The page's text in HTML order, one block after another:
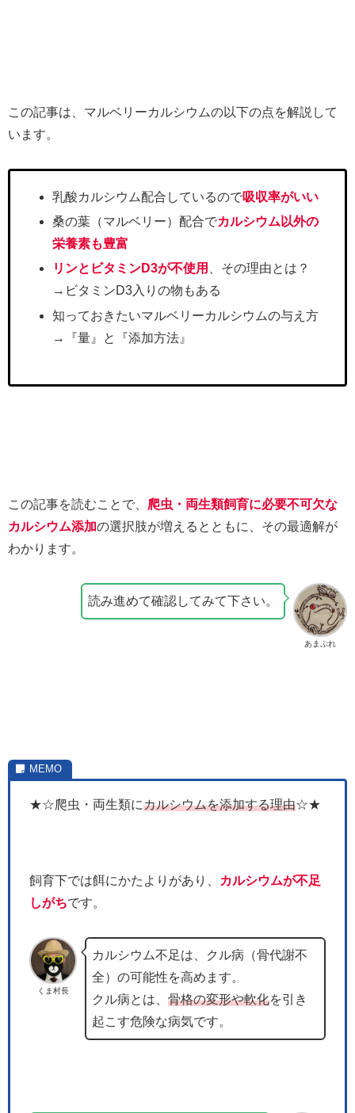
この記事は、マルベリーカルシウムの以下の点を解説して
います。
乳酸カルシウム配合しているので吸収率がいい
桑の葉（マルベリー）配合でカルシウム以外の
栄養素も豊富
リンとビタミンD3が不使用
、その理由とは？
→ビタミンD3入りの物もある
知っておきたいマルベリーカルシウムの与え方
→『量』と『添加方法』
この記事を読むことで、 爬虫・両生類飼育に必要不可欠な
カルシウム添加の選択肢が増えるとともに、その最適解が
わかります。
あまぷれ
読み進めて確認してみて下さい。
★☆爬虫・両生類にカルシウムを添加する理由☆★
飼育下では餌にかたよりがあり、
カルシウムが不足
しがちです。
くま村長
カルシウム不足は、クル病（骨代謝不
全）の可能性を高めます。
クル病とは、 骨格の変形や軟化を引き
起こす危険な病気です。